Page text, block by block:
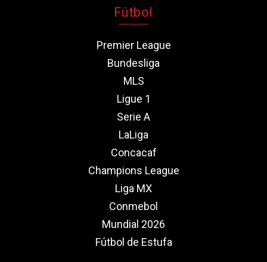
Fútbol
Premier League
Bundesliga
MLS
Ligue 1
Serie A
LaLiga
Concacaf
Champions League
Liga MX
Conmebol
Mundial 2026
Fútbol de Estufa